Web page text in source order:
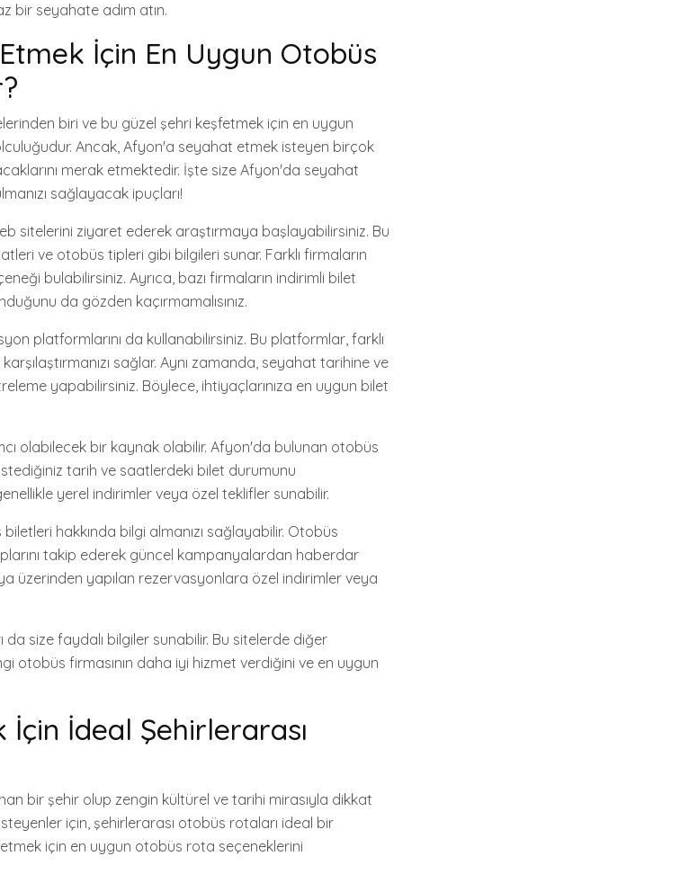
bir seyahate adım atın.
İçin En Uygun Otobüs
biri ve bu güzel şehri keşfetmek için en uygun
Ancak, Afyon'a seyahat etmek isteyen birçok
merak etmektedir. İşte size Afyon'da seyahat
sağlayacak ipuçları!
sitelerini ziyaret ederek araştırmaya başlayabilirsiniz. Bu
ve otobüs tipleri gibi bilgileri sunar. Farklı firmaların
bulabilirsiniz. Ayrıca, bazı firmaların indirimli bilet
da gözden kaçırmamalısınız.
platformlarını da kullanabilirsiniz. Bu platformlar, farklı
sağlar. Aynı zamanda, seyahat tarihine ve
yapabilirsiniz. Böylece, ihtiyaçlarınıza en uygun bilet
olabilecek bir kaynak olabilir. Afyon'da bulunan otobüs
tarih ve saatlerdeki bilet durumunu
yerel indirimler veya özel teklifler sunabilir.
hakkında bilgi almanızı sağlayabilir. Otobüs
takip ederek güncel kampanyalardan haberdar
üzerinden yapılan rezervasyonlara özel indirimler veya
size faydalı bilgiler sunabilir. Bu sitelerde diğer
otobüs firmasının daha iyi hizmet verdiğini ve en uygun
İdeal Şehirlerarası
bir şehir olup zengin kültürel ve tarihi mirasıyla dikkat
için, şehirlerarası otobüs rotaları ideal bir
için en uygun otobüs rota seçeneklerini